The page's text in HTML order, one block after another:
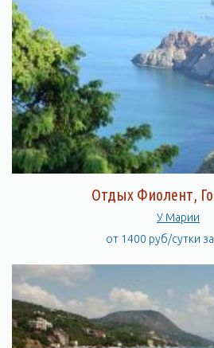
Отдых Фиолент,
У Марии
от 1400 руб/сутки